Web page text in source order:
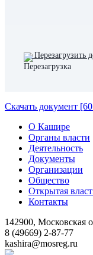
Перезагрузить
Скачать документ
О Кашире
Органы власти
Деятельность
Документы
Организации
Общество
Открытая
Контакты
142900, Московская
8 (49669) 2-87-77
kashira@mosreg.ru